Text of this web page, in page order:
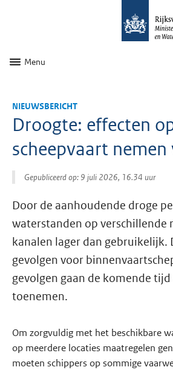
Menu
NIEUWSBERICHT
Droogte: effecten
scheepvaart
Gepubliceerd op: 9 juli 2026, 16.34 uur
Door de aanhoudende droge
waterstanden op verschillende
kanalen lager dan gebruikelijk.
gevolgen voor
gevolgen gaan de komende
toenemen.
Om zorgvuldig met het beschikbare
op meerdere locaties maatregelen
moeten schippers op sommige